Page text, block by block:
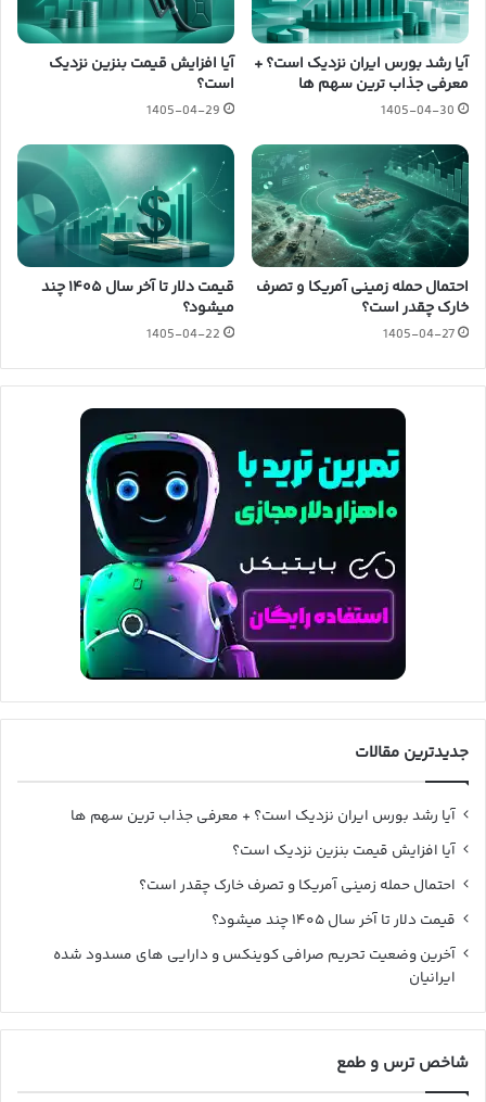
آیا رشد بورس ایران نزدیک است؟ +
معرفی جذاب ترین سهم ها
1405-04-30
آیا افزایش قیمت بنزین نزدیک
است؟
1405-04-29
احتمال حمله زمینی آمریکا و تصرف
خارک چقدر است؟
1405-04-27
قیمت دلار تا آخر سال ۱۴۰۵ چند
میشود؟
1405-04-22
جدیدترین مقالات
آیا رشد بورس ایران نزدیک است؟ + معرفی جذاب ترین سهم ها
آیا افزایش قیمت بنزین نزدیک است؟
احتمال حمله زمینی آمریکا و تصرف خارک چقدر است؟
قیمت دلار تا آخر سال ۱۴۰۵ چند میشود؟
آخرین وضعیت تحریم صرافی کوینکس و دارایی های مسدود شده
ایرانیان
شاخص ترس و طمع